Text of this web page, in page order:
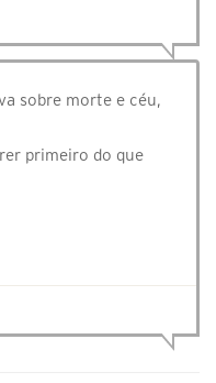
sobre morte e céu,
primeiro do que